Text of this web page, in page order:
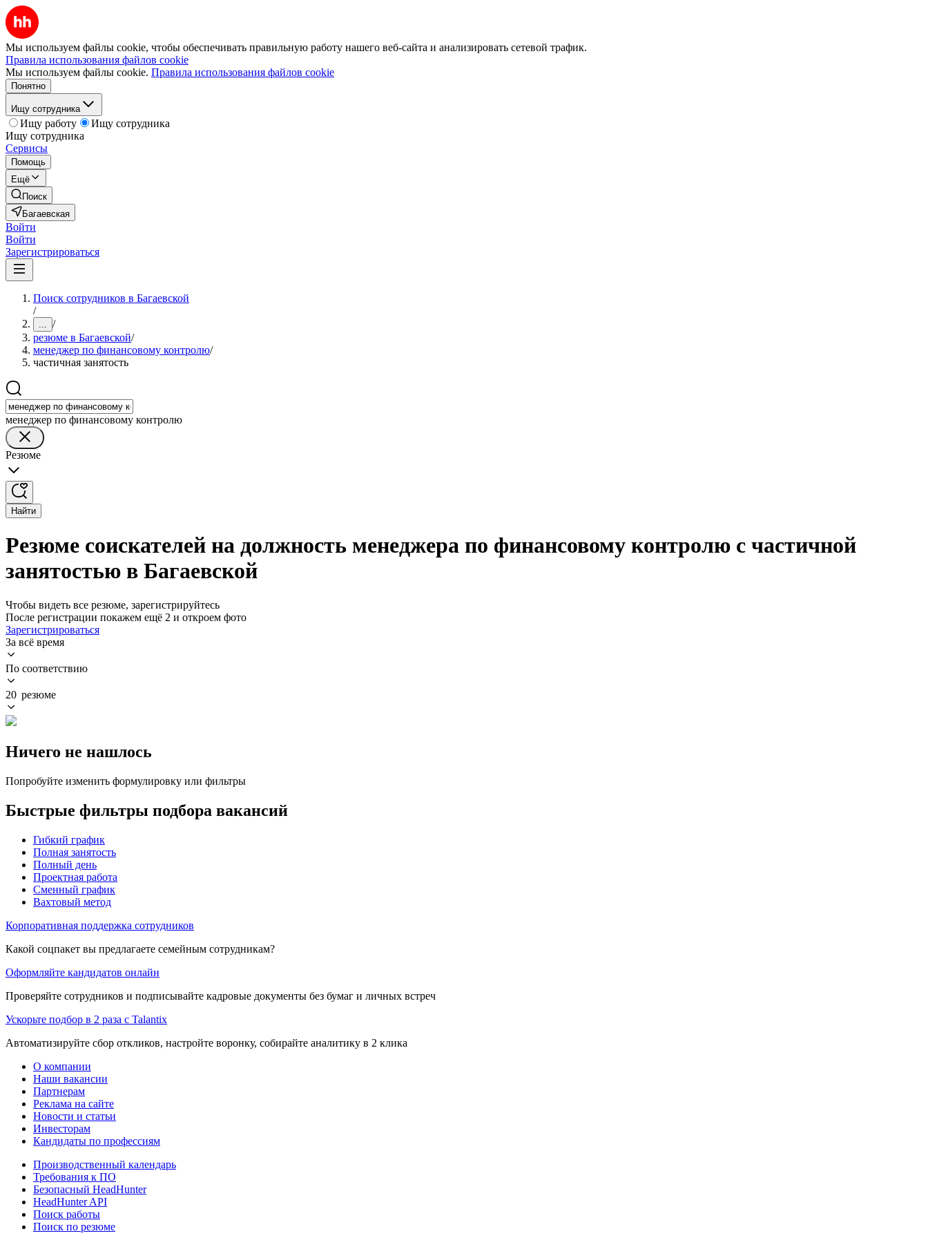
Мы используем файлы cookie, чтобы обеспечивать правильную работу нашего веб-сайта и анализировать сетевой трафик.
Правила использования файлов cookie
Мы используем файлы cookie. Правила использования файлов cookie
Понятно
Ищу сотрудника
Ищу работу
Ищу сотрудника
Ищу сотрудника
Сервисы
Помощь
Ещё
Поиск
Багаевская
Войти
Войти
Зарегистрироваться
Поиск сотрудников в Багаевской
/
... /
резюме в Багаевской/
менеджер по финансовому контролю/
частичная занятость
менеджер по финансовому контролю
Резюме
Найти
Резюме соискателей на должность менеджера по финансовому контролю с частичной
занятостью в Багаевской
Чтобы видеть все резюме, зарегистрируйтесь
После регистрации покажем ещё 2 и откроем фото
Зарегистрироваться
За всё время
По соответствию
20 резюме
Ничего не нашлось
Попробуйте изменить формулировку или фильтры
Быстрые фильтры подбора вакансий
Гибкий график
Полная занятость
Полный день
Проектная работа
Сменный график
Вахтовый метод
Корпоративная поддержка сотрудников
Какой соцпакет вы предлагаете семейным сотрудникам?
Оформляйте кандидатов онлайн
Проверяйте сотрудников и подписывайте кадровые документы без бумаг и личных встреч
Ускорьте подбор в 2 раза с Talantix
Автоматизируйте сбор откликов, настройте воронку, собирайте аналитику в 2 клика
О компании
Наши вакансии
Партнерам
Реклама на сайте
Новости и статьи
Инвесторам
Кандидаты по профессиям
Производственный календарь
Требования к ПО
Безопасный HeadHunter
HeadHunter API
Поиск работы
Поиск по резюме